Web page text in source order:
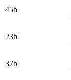
45b
23b
37b